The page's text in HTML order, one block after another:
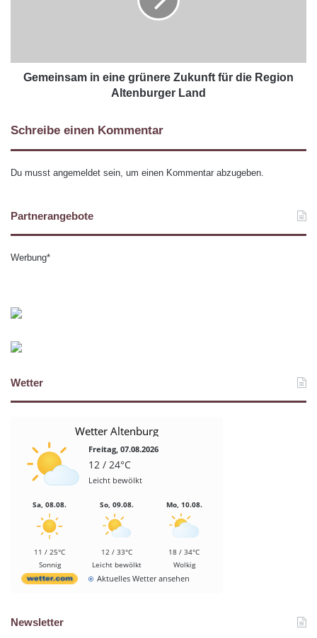
Gemeinsam in eine grünere Zukunft für die Region
Altenburger Land
Schreibe einen Kommentar
Du musst angemeldet sein, um einen Kommentar abzugeben.
Partnerangebote
Werbung*
Wetter
Wetter Altenburg
Freitag, 07.08.2026
12 / 24°C
Leicht bewölkt
Sa, 08.08.
11 / 25°C
Sonnig
So, 09.08.
12 / 33°C
Leicht bewölkt
Mo, 10.08.
18 / 34°C
Wolkig
Aktuelles Wetter ansehen
Newsletter